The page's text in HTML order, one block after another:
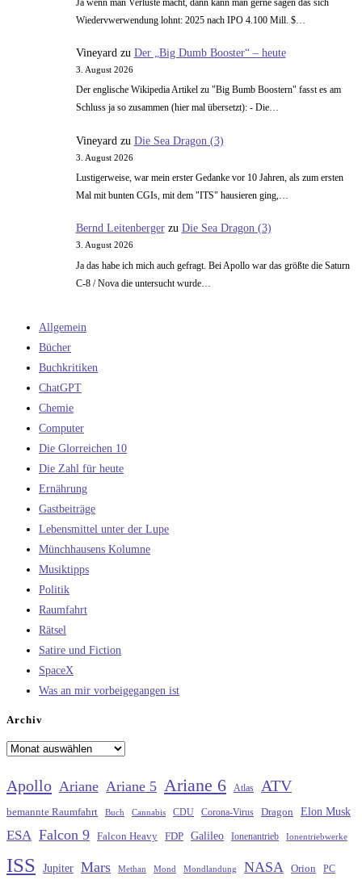
Ja wenn man Verluste macht, dann kann man gerne sagen das sich
Wiedervwerwendung lohnt: 2025 nach IPO 4.100 Mill. $…
Vineyardzu Der „Big Dumb Booster“ – heute
3. August 2026
Der englische Wikipedia Artikel zu "Big Bumb Boostern" fasst es am
Schluss ja so zusammen (hier mal übersetzt): - Die…
Vineyard zu Die Sea Dragon (3)
3. August 2026
Lustigerweise, war mein erster Gedanke vor 10 Jahren, als zum ersten
Mal mit bunten CGIs, mit dem "ITS" hausieren ging,…
Bernd Leitenbergerzu Die Sea Dragon (3)
3. August 2026
Ja das habe ich mich auch gefragt. Bei Apollo war das größte die Saturn
C-8 / Nova die untersucht wurde…
Allgemein
Bücher
Buchkritiken
ChatGPT
Chemie
Computer
Die Glorreichen 10
Die Zahl für heute
Ernährung
Gastbeiträge
Lebensmittel unter der Lupe
Münchhausens Kolumne
Musiktipps
Politik
Raumfahrt
Rätsel
Satire und Fiction
SpaceX
Was an mir vorbeigegangen ist
Archiv
Archiv
Apollo Ariane Ariane 5 Ariane 6 Atlas ATV
bemannte Raumfahrt Buch Cannabis CDU Corona-Virus Dragon Elon Musk
ESA Falcon 9 Falcon Heavy FDP Galileo Ionenantrieb Ionentriebwerke
ISS Jupiter Mars Methan Mond Mondlandung NASA Orion PC